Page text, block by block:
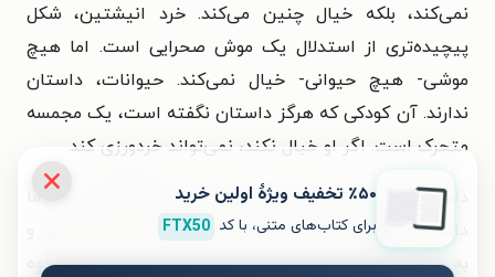
نمی‌کند، بلکه خیال چنین می‌کند. خرد انیشتین، شکل
پیچیده‌تری از استدلال یک موش صحرایی است. اما هیچ
موشی- هیچ حیوانی- خیال نمی‌کند. حیوانات، داستان
ندارند. آن کودکی که هرگز داستان نگفته است، یک مجمسه
متحرک است. اگر او خیال نکند، نمی‌تواند خردورزی کند.
داستان‌ها ذهن را ساخت‌بندی می‌کنند. در واقع، هر یک از ما
داستان خویشتن هستیم؛ داستان زندگی‌مان می‌باشیم. و
به همان شکل که داستان ما را به جهان ارتباط می‌دهد، قوه
٪۵۰ تخفیف ویژۀ اولین خرید
برای کتاب‌های متنی، با کد FTX50